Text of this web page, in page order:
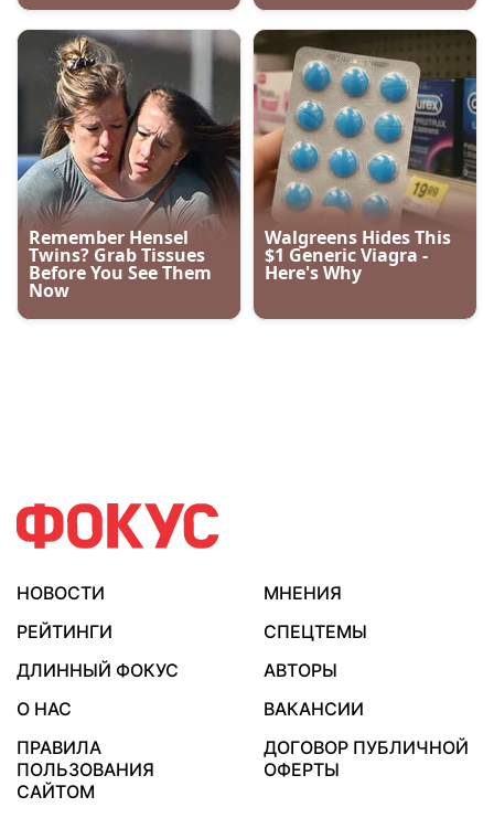
НОВОСТИ
МНЕНИЯ
РЕЙТИНГИ
СПЕЦТЕМЫ
ДЛИННЫЙ ФОКУС
АВТОРЫ
О НАС
ВАКАНСИИ
ПРАВИЛА
ПОЛЬЗОВАНИЯ
САЙТОМ
ДОГОВОР ПУБЛИЧНОЙ
ОФЕРТЫ